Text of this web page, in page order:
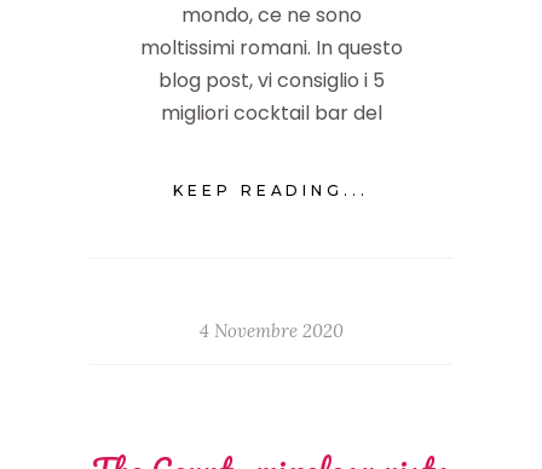
mondo, ce ne sono
moltissimi romani. In questo
blog post, vi consiglio i 5
migliori cocktail bar del
KEEP READING...
4 Novembre 2020